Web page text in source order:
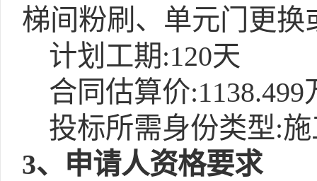
梯间粉刷、单元门更
计划工期:120天
合同估算价:1138.499
投标所需身份类型:
3、申请人资格要求